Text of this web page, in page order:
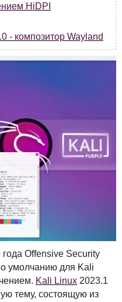
HiDPI
- композитор Wayland
Offensive Security
умолчанию для Kali
Kali Linux 2023.1
тему, состоящую из